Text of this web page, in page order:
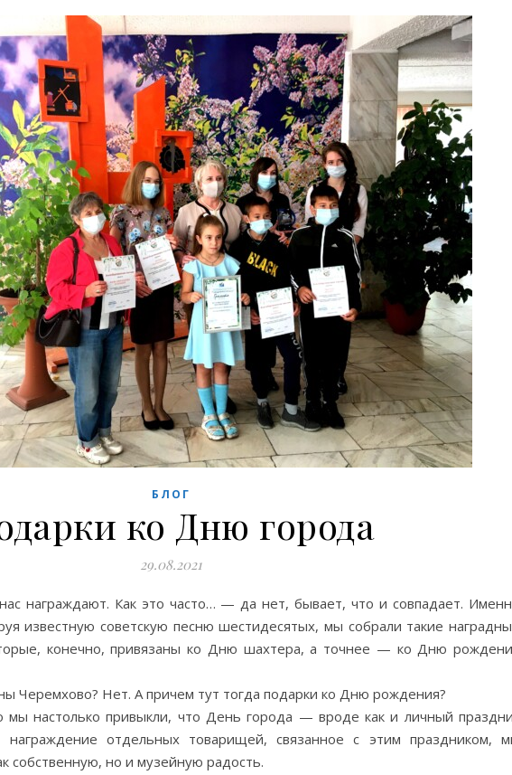
БЛОГ
ко Дню города
29.08.2021
награждают. Как это часто… — да нет, бывает, что и совпадает.
известную советскую песню шестидесятых, мы собрали такие
конечно, привязаны ко Дню шахтера, а точнее — ко Дню
Черемхово? Нет. А причем тут тогда подарки ко Дню рождения?
мы настолько привыкли, что День города — вроде как и личный
награждение отдельных товарищей, связанное с этим праздником,
собственную, но и музейную радость.